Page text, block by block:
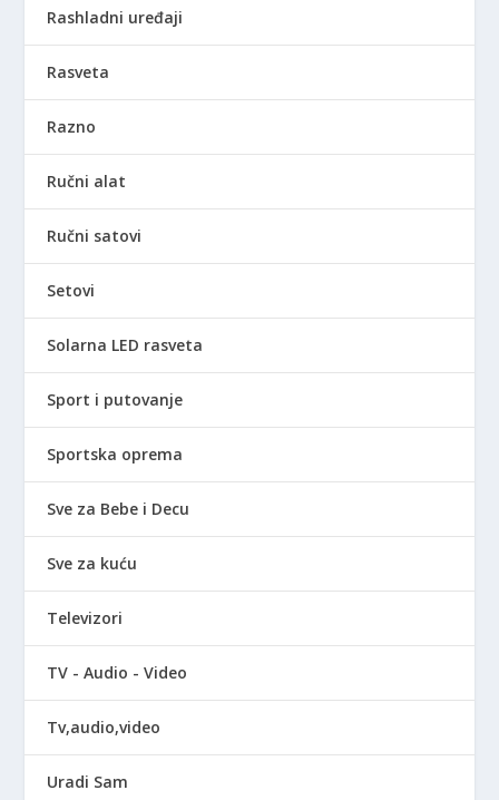
Rashladni uređaji
Rasveta
Razno
Ručni alat
Ručni satovi
Setovi
Solarna LED rasveta
Sport i putovanje
Sportska oprema
Sve za Bebe i Decu
Sve za kuću
Televizori
TV - Audio - Video
Tv,audio,video
Uradi Sam